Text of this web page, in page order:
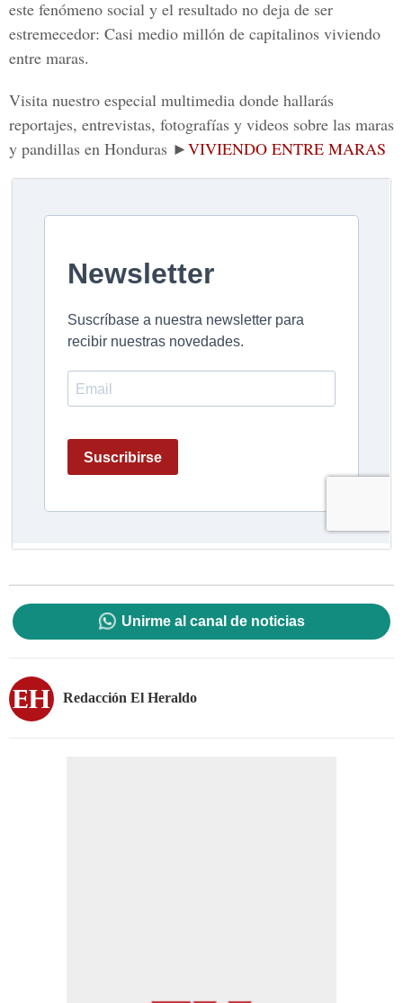
este fenómeno social y el resultado no deja de ser
estremecedor: Casi medio millón de capitalinos viviendo
entre maras.
Visita nuestro especial multimedia donde hallarás
reportajes, entrevistas, fotografías y videos sobre las maras
y pandillas en Honduras ►VIVIENDO ENTRE MARAS
Unirme al canal de noticias
Redacción El Heraldo